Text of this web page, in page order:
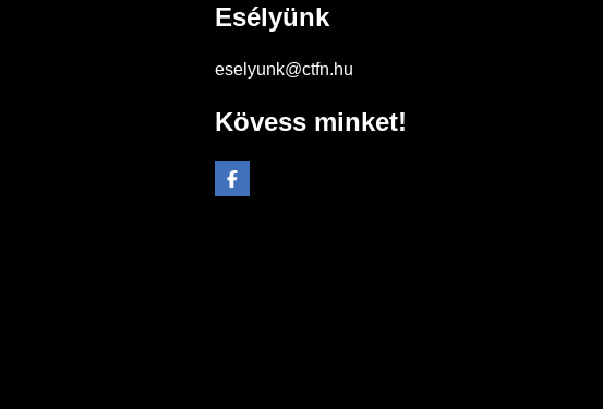
Esélyünk
eselyunk@ctfn.hu
Kövess minket!